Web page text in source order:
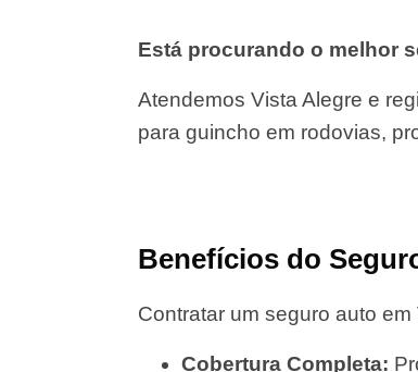
Está procurando o melhor
Atendemos Vista Alegre e
para guincho em rodovias,
Benefícios do
Contratar um seguro auto
Cobertura Completa: